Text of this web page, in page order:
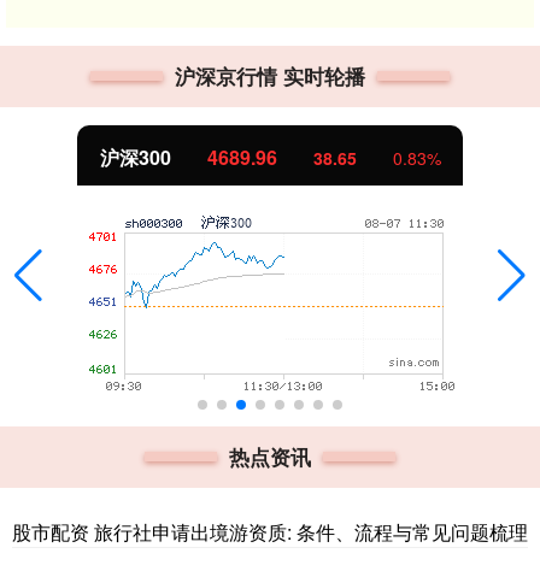
沪深京行情 实时轮播
沪深300 4689.96 38.65 0.83%
热点资讯
股市配资 旅行社申请出境游资质: 条件、流程与常见问题梳理